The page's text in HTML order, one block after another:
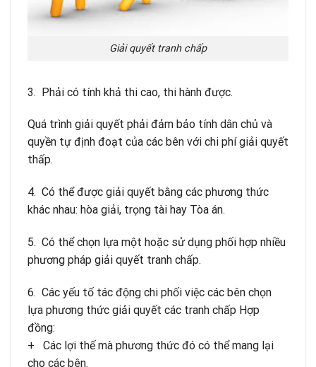
Giải quyết tranh chấp
3. Phải có tính khả thi cao, thi hành được.
Quá trình giải quyết phải đảm bảo tính dân chủ và
quyền tự định đoạt của các bên với chi phí giải quyết
thấp.
4. Có thể được giải quyết bằng các phương thức
khác nhau: hòa giải, trọng tài hay Tòa án.
5. Có thể chọn lựa một hoặc sử dụng phối hợp nhiều
phương pháp giải quyết tranh chấp.
6. Các yếu tố tác động chi phối việc các bên chọn
lựa phương thức giải quyết các tranh chấp Hợp
đồng:
+ Các lợi thế mà phương thức đó có thể mang lại
cho các bên.